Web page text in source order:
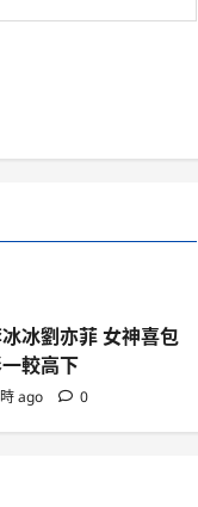
冰劉亦菲 女神喜包
較高下
ago 0